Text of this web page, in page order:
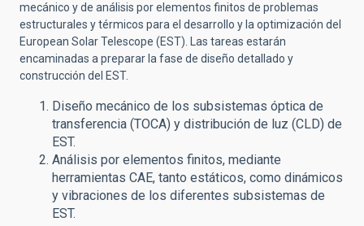
mecánico y de análisis por elementos finitos de problemas
estructurales y térmicos para el desarrollo y la optimización del
European Solar Telescope (EST). Las tareas estarán
encaminadas a preparar la fase de diseño detallado y
construcción del EST.
Diseño mecánico de los subsistemas óptica de
transferencia (TOCA) y distribución de luz (CLD) de
EST.
Análisis por elementos finitos, mediante
herramientas CAE, tanto estáticos, como dinámicos
y vibraciones de los diferentes subsistemas de
EST.